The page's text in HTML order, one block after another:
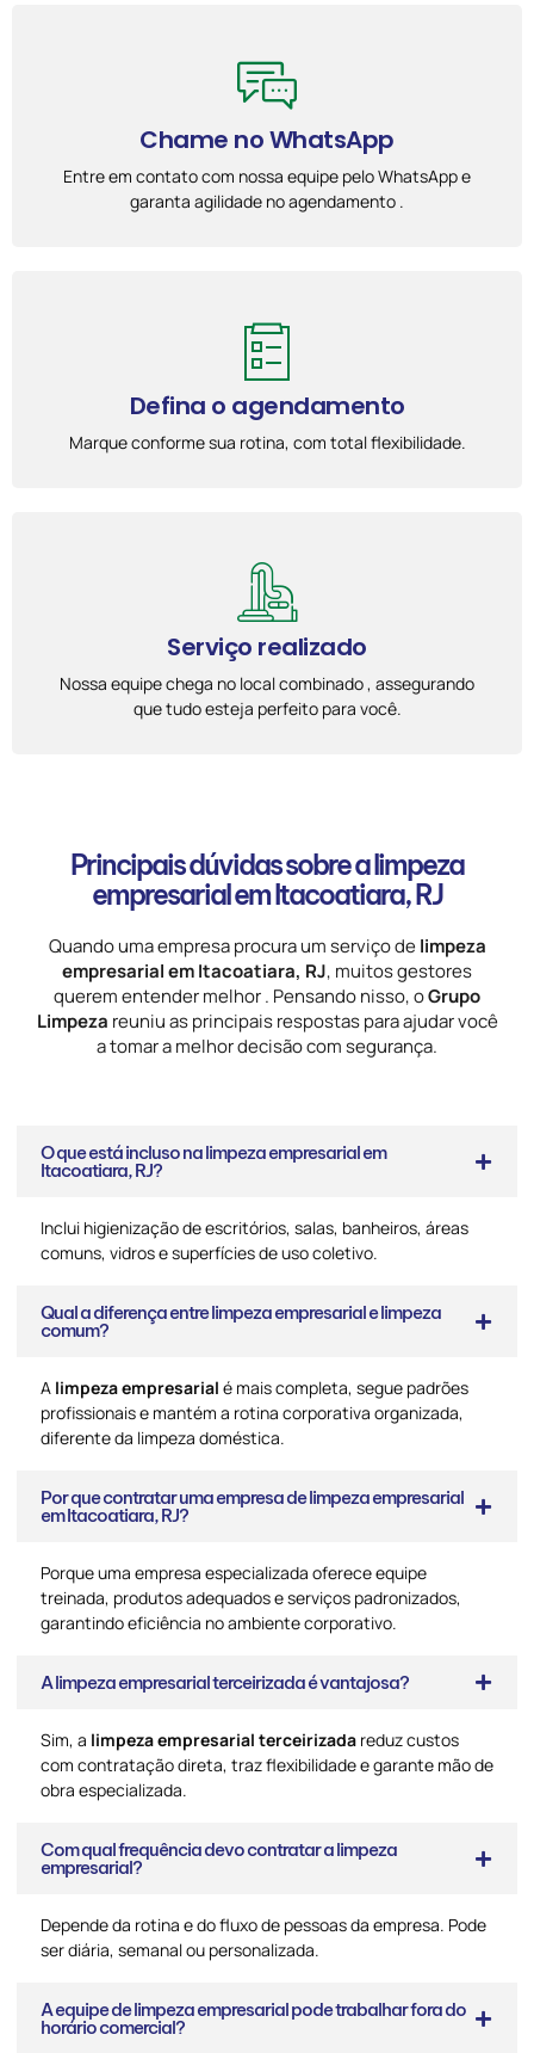
Chame no WhatsApp
Entre em contato com nossa equipe pelo WhatsApp e
garanta agilidade no agendamento .
Defina o agendamento
Marque conforme sua rotina, com total flexibilidade.
Serviço realizado
Nossa equipe chega no local combinado , assegurando
que tudo esteja perfeito para você.
Principais dúvidas sobre a limpeza
empresarial em Itacoatiara, RJ
Quando uma empresa procura um serviço delimpeza
empresarial em Itacoatiara, RJ, muitos gestores
querem entender melhor . Pensando nisso, oGrupo
Limpeza reuniu as principais respostas para ajudar você
a tomar a melhor decisão com segurança.
O que está incluso na limpeza empresarial em
Itacoatiara, RJ?
Inclui higienização de escritórios, salas, banheiros, áreas
comuns, vidros e superfícies de uso coletivo.
Qual a diferença entre limpeza empresarial e limpeza
comum?
A limpeza empresarial é mais completa, segue padrões
profissionais e mantém a rotina corporativa organizada,
diferente da limpeza doméstica.
Por que contratar uma empresa de limpeza empresarial
em Itacoatiara, RJ?
Porque uma empresa especializada oferece equipe
treinada, produtos adequados e serviços padronizados,
garantindo eficiência no ambiente corporativo.
A limpeza empresarial terceirizada é vantajosa?
Sim, a limpeza empresarial terceirizada reduz custos
com contratação direta, traz flexibilidade e garante mão de
obra especializada.
Com qual frequência devo contratar a limpeza
empresarial?
Depende da rotina e do fluxo de pessoas da empresa. Pode
ser diária, semanal ou personalizada.
A equipe de limpeza empresarial pode trabalhar fora do
horário comercial?